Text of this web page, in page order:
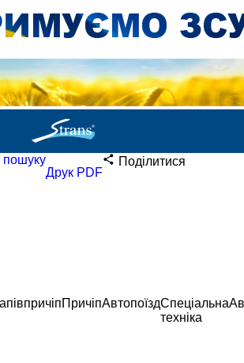
пошуку
Друк PDF
Поділитися
ПричіпАвтопоїздСпеціальна
техніка